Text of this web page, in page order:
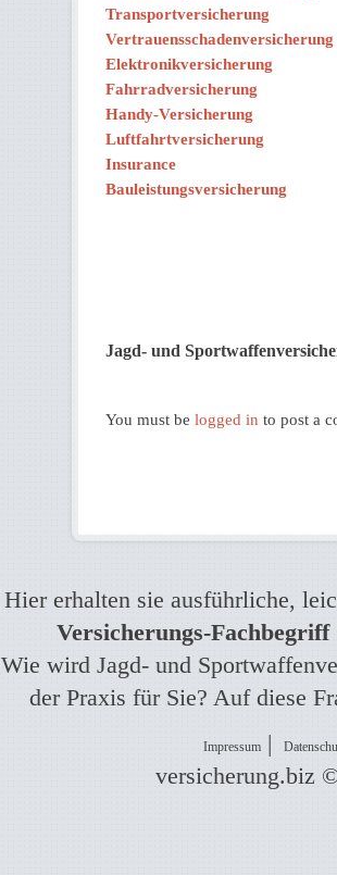
Transportversicherung
Vertrauensschadenversicherung
Elektronikversicherung
Fahrradversicherung
Handy-Versicherung
Luftfahrtversicherung
Insurance
Bauleistungsversicherung
Jagd- und
You must be logged in to post a
Hier erhalten sie ausführliche,
Versicherungs-
Wie wird Jagd- und
der Praxis für Sie? Auf diese
Impressum |
versicherung.biz